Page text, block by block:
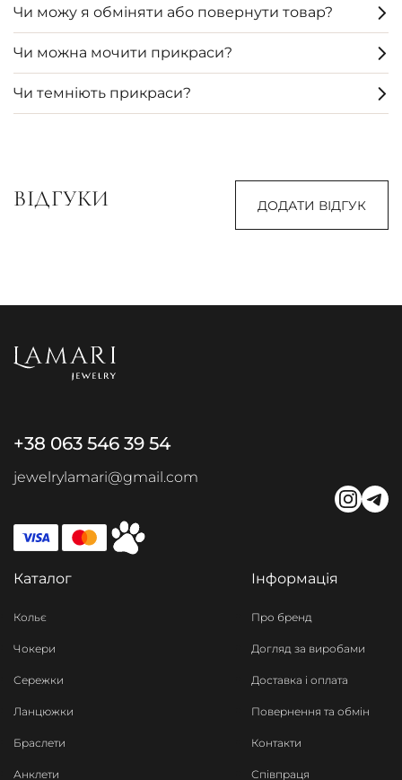
Чи можу я обміняти або повернути товар?
Чи можна мочити прикраси?
Чи темніють прикраси?
ВІДГУКИ ДОДАТИ ВІДГУК
+38 063 546 39 54
jewelrylamari@gmail.com
Каталог
Кольє
Чокери
Сережки
Ланцюжки
Браслети
Анклети
Інформація
Про бренд
Догляд за виробами
Доставка і оплата
Повернення та обмін
Контакти
Співпраця